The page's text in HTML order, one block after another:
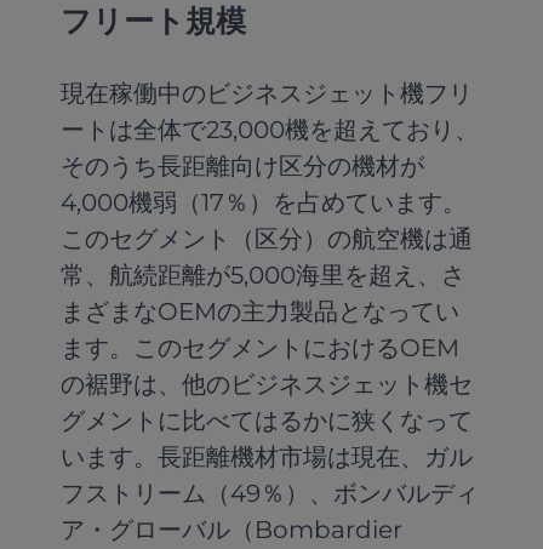
フリート規模
現在稼働中のビジネスジェット機フリ
ートは全体で23,000機を超えており、
そのうち長距離向け区分の機材が
4,000機弱（17％）を占めています。
このセグメント（区分）の航空機は通
常、航続距離が5,000海里を超え、さ
まざまなOEMの主力製品となってい
ます。このセグメントにおけるOEM
の裾野は、他のビジネスジェット機セ
グメントに比べてはるかに狭くなって
います。長距離機材市場は現在、ガル
フストリーム（49％）、ボンバルディ
ア・グローバル（Bombardier